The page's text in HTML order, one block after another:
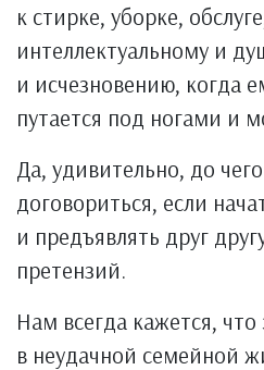
к стирке, уборке,
интеллектуальному и
и исчезновению, когда
путается под ногами и
Да, удивительно, до
договориться, если
и предъявлять друг
претензий.
Нам всегда кажется,
в неудачной семейной